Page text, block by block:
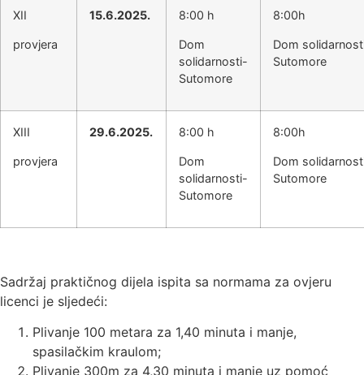
XII
provjera
15.6.2025. 8:00 h
Dom
solidarnosti-
Sutomore
8:00h
Dom
Sutomore
XIII
provjera
29.6.2025. 8:00 h
Dom
solidarnosti-
Sutomore
8:00h
Dom
Sutomore
Sadržaj praktičnog dijela ispita sa normama za ovjeru
licenci je sljedeći:
Plivanje 100 metara za 1,40 minuta i manje,
spasilačkim kraulom;
Plivanje 300m za 4,30 minuta i manje uz pomoć